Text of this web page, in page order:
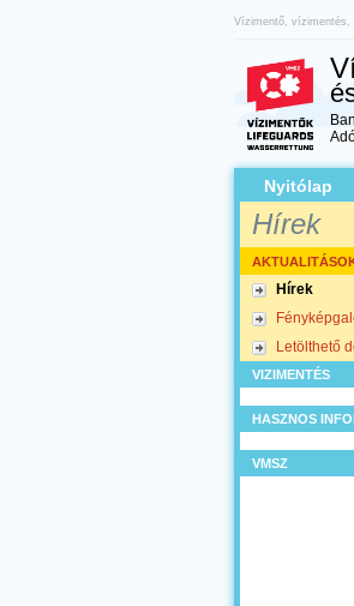
Vízimentő, vízimentés,
Nyitólap
Hírek
Hírek
Letölthető
VIZIMENTÉS
HASZNOS
VMSZ